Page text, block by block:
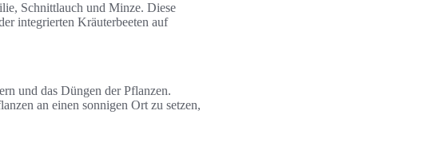
Schnittlauch und Minze. Diese
integrierten Kräuterbeeten auf
und das Düngen der Pflanzen.
an einen sonnigen Ort zu setzen,